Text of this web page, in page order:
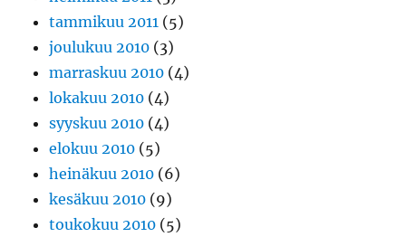
tammikuu 2011 (5)
joulukuu 2010 (3)
marraskuu 2010 (4)
lokakuu 2010 (4)
syyskuu 2010 (4)
elokuu 2010 (5)
heinäkuu 2010 (6)
kesäkuu 2010 (9)
toukokuu 2010 (5)